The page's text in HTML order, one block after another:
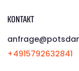
KONTAKT
+4915792632841